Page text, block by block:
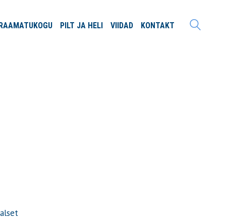
KOGU PILT JA HELI VIIDAD KONTAKT